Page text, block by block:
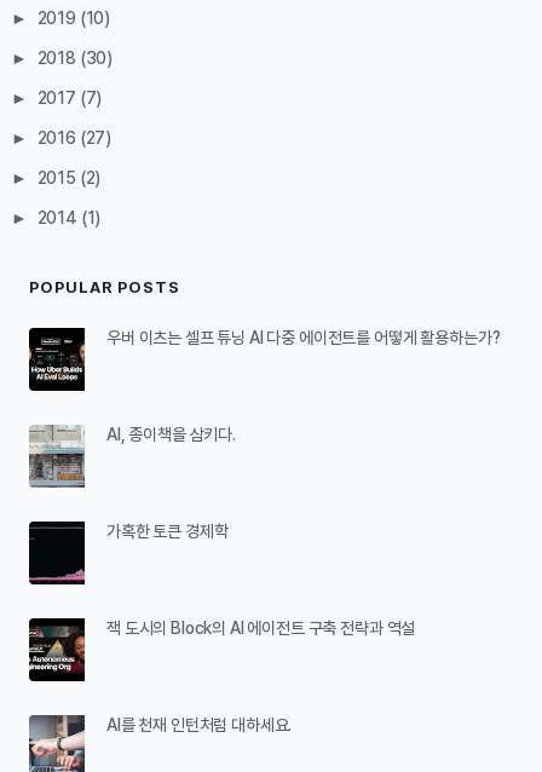
► 2019 (10)
► 2018 (30)
► 2017 (7)
► 2016 (27)
► 2015 (2)
► 2014 (1)
POPULAR POSTS
우버 이츠는 셀프 튜닝 AI 다중 에이전트를 어떻게 활용하는가?
AI, 종이책을 삼키다.
가혹한 토큰 경제학
잭 도시의 Block의 AI 에이전트 구축 전략과 역설
AI를 천재 인턴처럼 대하세요.